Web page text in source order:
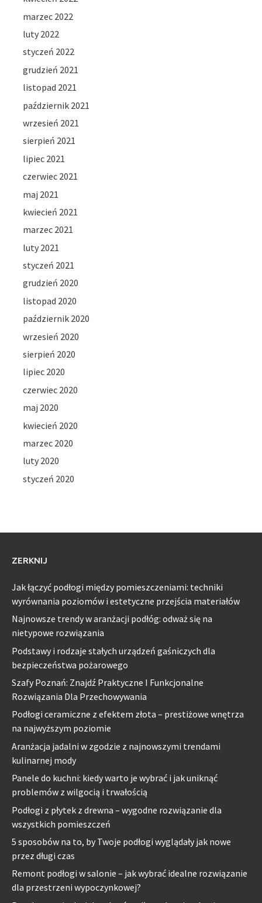
marzec 2022
luty 2022
styczeń 2022
grudzień 2021
listopad 2021
październik 2021
wrzesień 2021
sierpień 2021
lipiec 2021
czerwiec 2021
maj 2021
kwiecień 2021
marzec 2021
luty 2021
styczeń 2021
grudzień 2020
listopad 2020
październik 2020
wrzesień 2020
sierpień 2020
lipiec 2020
czerwiec 2020
maj 2020
kwiecień 2020
marzec 2020
luty 2020
styczeń 2020
ZERKNIJ
Jak łączyć podłogi między pomieszczeniami: techniki
wyrównania poziomów i estetyczne przejścia materiałów
Najnowsze trendy w aranżacji podłóg: odważ się na
nietypowe rozwiązania
Podstawy i rodzaje stałych urządzeń gaśniczych dla
bezpieczeństwa pożarowego
Szafy Poznań: Znajdź Praktyczne I Funkcjonalne
Rozwiązania Dla Przechowywania
Podłogi ceramiczne z efektem złota – prestiżowe wnętrza
na najwyższym poziomie
Aranżacja jadalni w zgodzie z najnowszymi trendami
kulinarnej mody
Panele do kuchni: kiedy warto je wybrać i jak uniknąć
problemów z wilgocią i trwałością
Podłogi z płytek z drewna – wygodne rozwiązanie dla
wszystkich pomieszczeń
5 sposobów na to, by Twoje podłogi wyglądały jak nowe
przez długi czas
Remont podłogi w salonie – jak wybrać idealne rozwiązanie
dla przestrzeni wypoczynkowej?